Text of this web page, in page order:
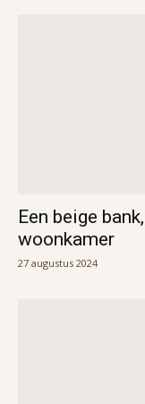
Een beige
woonkamer
27 augustus 2024